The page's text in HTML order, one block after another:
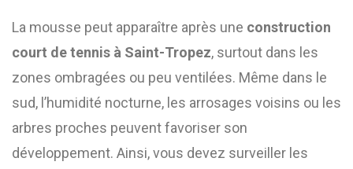
La mousse peut apparaître après une construction
court de tennis à Saint-Tropez, surtout dans les
zones ombragées ou peu ventilées. Même dans le
sud, l’humidité nocturne, les arrosages voisins ou les
arbres proches peuvent favoriser son
développement. Ainsi, vous devez surveiller les